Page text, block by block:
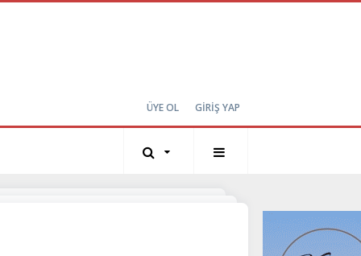
ÜYE OL GİRİŞ YAP